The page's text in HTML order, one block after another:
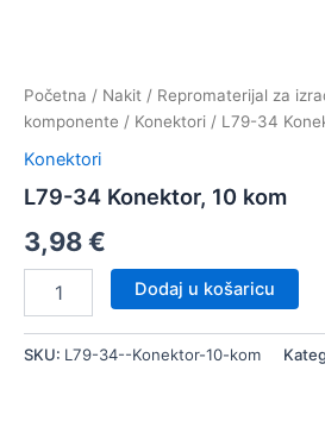
Početna / Nakit / Repromaterijal za
komponente / Konektori / L79-34
Konektori
L79-34 Konektor, 10 kom
3,98€
10
Dodaj u košaricu
SKU: L79-34--Konektor-10-kom